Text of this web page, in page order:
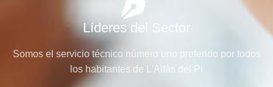
Líderes del Sector
Somos el servicio técnico número uno preferido por todos
los habitantes de L'Alfàs del Pi